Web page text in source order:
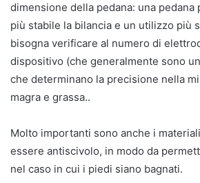
dimensione della pedana: una pedana
più stabile la bilancia e un utilizzo più
bisogna verificare al numero di
dispositivo (che generalmente sono
che determinano la precisione nella
magra e grassa..
Molto importanti sono anche i
essere antiscivolo, in modo da
nel caso in cui i piedi siano bagnati.